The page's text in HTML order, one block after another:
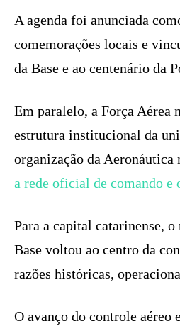
A agenda foi anunciada
comemorações locais e
da Base e ao centenário da
Em paralelo, a Força Aérea
estrutura institucional da
organização da Aeronáutica
a rede oficial de comando e
Para a capital catarinense, o
Base voltou ao centro da
razões históricas,
O avanço do controle aéreo